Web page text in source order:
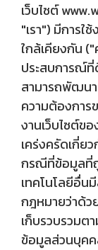
เว็บไซต์
"เรา") มีการ
ใกล้เคียงกัน
ประสบการณ์ที่
สามารถพัฒน
ความต้องการ
งานเว็บไซต์ข
เคร่งครัดเกี่ย
กรณีที่ข้อมูลที่ถู
เทคโนโลยีอื่
กฎหมายว่าด้ว
เก็บรวบรวมต
ข้อมูลส่วนบุคค